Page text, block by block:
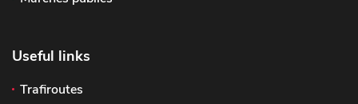
Useful links
Trafiroutes